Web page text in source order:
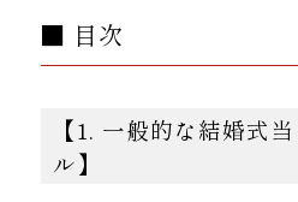
■ 目次
【1. 一般的な結婚式
ル】